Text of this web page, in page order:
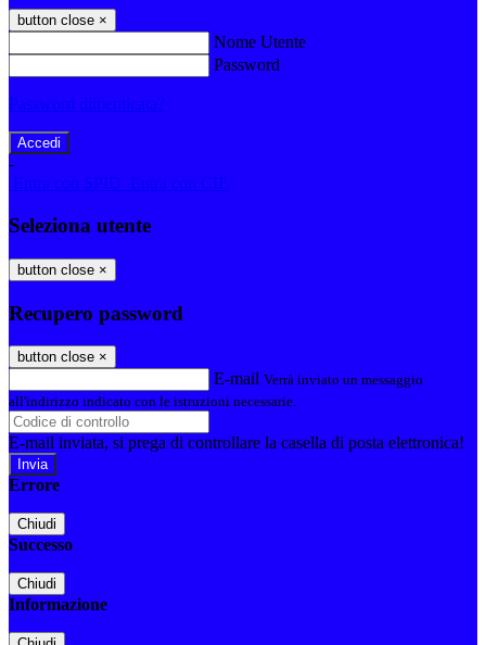
button close ×
Nome Utente
Password
Password dimenticata?
-
Entra con SPID
Entra con CIE
Seleziona utente
button close ×
Recupero password
button close ×
E-mail Verrà inviato un messaggio
all'indirizzo indicato con le istruzioni necessarie.
E-mail inviata, si prega di controllare la casella di posta elettronica!
Errore
Chiudi
Successo
Chiudi
Informazione